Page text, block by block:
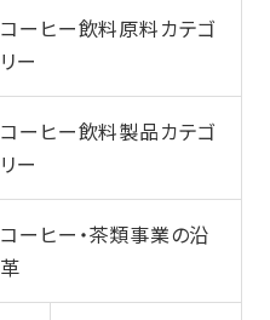
コーヒー飲料原料カテゴ
リー
コーヒー飲料製品カテゴ
リー
コーヒー・茶類事業の沿
革